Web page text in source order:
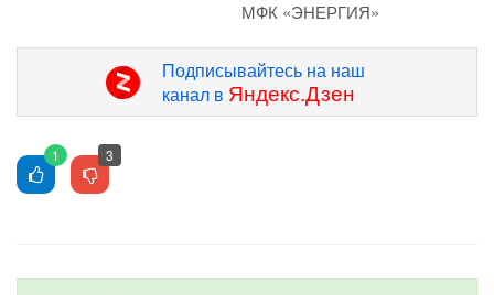
МФК «ЭНЕРГИЯ»
Подписывайтесь на наш
канал в Яндекс.Дзен
1 3